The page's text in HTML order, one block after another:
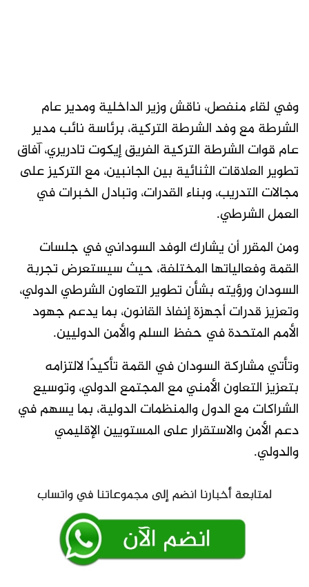
وفي لقاء منفصل، ناقش وزير الداخلية ومدير عام
الشرطة مع وفد الشرطة التركية، برئاسة نائب مدير
عام قوات الشرطة التركية الفريق إيكوت تادريري، آفاق
تطوير العلاقات الثنائية بين الجانبين، مع التركيز على
مجالات التدريب، وبناء القدرات، وتبادل الخبرات في
العمل الشرطي.
ومن المقرر أن يشارك الوفد السوداني في جلسات
القمة وفعالياتها المختلفة، حيث سيستعرض تجربة
السودان ورؤيته بشأن تطوير التعاون الشرطي الدولي،
وتعزيز قدرات أجهزة إنفاذ القانون، بما يدعم جهود
الأمم المتحدة في حفظ السلم والأمن الدوليين.
وتأتي مشاركة السودان في القمة تأكيدًا لالتزامه
بتعزيز التعاون الأمني مع المجتمع الدولي، وتوسيع
الشراكات مع الدول والمنظمات الدولية، بما يسهم في
دعم الأمن والاستقرار على المستويين الإقليمي
والدولي.